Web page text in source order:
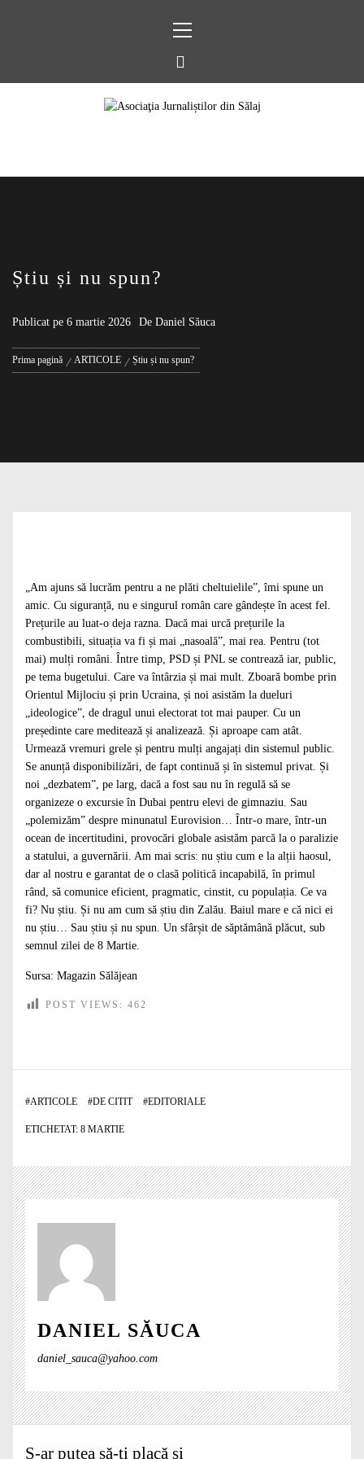
principal
JURNALIȘTILOR
Știu și nu spun?
Publicat pe 6 martie 2026 De Daniel Săuca
Prima pagină ARTICOLE Știu și nu spun?
„Am ajuns să lucrăm pentru a ne plăti cheltuielile”, îmi spune un
amic. Cu siguranță, nu e singurul român care gândește în acest fel.
Prețurile au luat-o deja razna. Dacă mai urcă prețurile la
combustibili, situația va fi și mai „nasoală”, mai rea. Pentru (tot
mai) mulți români. Între timp, PSD și PNL se contrează iar, public,
pe tema bugetului. Care va întârzia și mai mult. Zboară bombe prin
Orientul Mijlociu și prin Ucraina, și noi asistăm la dueluri
„ideologice”, de dragul unui electorat tot mai pauper. Cu un
președinte care meditează și analizează. Și aproape cam atât.
Urmează vremuri grele și pentru mulți angajați din sistemul public.
Se anunță disponibilizări, de fapt continuă și în sistemul privat. Și
noi „dezbatem”, pe larg, dacă a fost sau nu în regulă să se
organizeze o excursie în Dubai pentru elevi de gimnaziu. Sau
„polemizăm” despre minunatul Eurovision… Într-o mare, într-un
ocean de incertitudini, provocări globale asistăm parcă la o paralizie
a statului, a guvernării. Am mai scris: nu știu cum e la alții haosul,
dar al nostru e garantat de o clasă politică incapabilă, în primul
rând, să comunice eficient, pragmatic, cinstit, cu populația. Ce va
fi? Nu știu. Și nu am cum să știu din Zalău. Baiul mare e că nici ei
nu știu… Sau știu și nu spun. Un sfârșit de săptămână plăcut, sub
semnul zilei de 8 Martie.
Sursa: Magazin Sălăjean
POST VIEWS: 462
#ARTICOLE #DE CITIT #EDITORIALE
ETICHETAT: 8 MARTIE
DANIEL SĂUCA
daniel_sauca@yahoo.com
S-ar putea să-ți placă și